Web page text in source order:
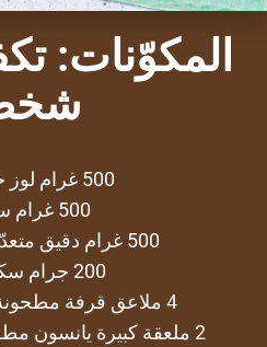
500 غرام لوز خام كامل
500 غرام سمسم
500 غرام دقيق متعدّد الاستخدامات
200 جرام سكر بودرة
4 ملاعق قرفة مطحونة أو حسب الرغبة
2 ملعقة كبيرة يانسون مطحون أو حسب الرغبة